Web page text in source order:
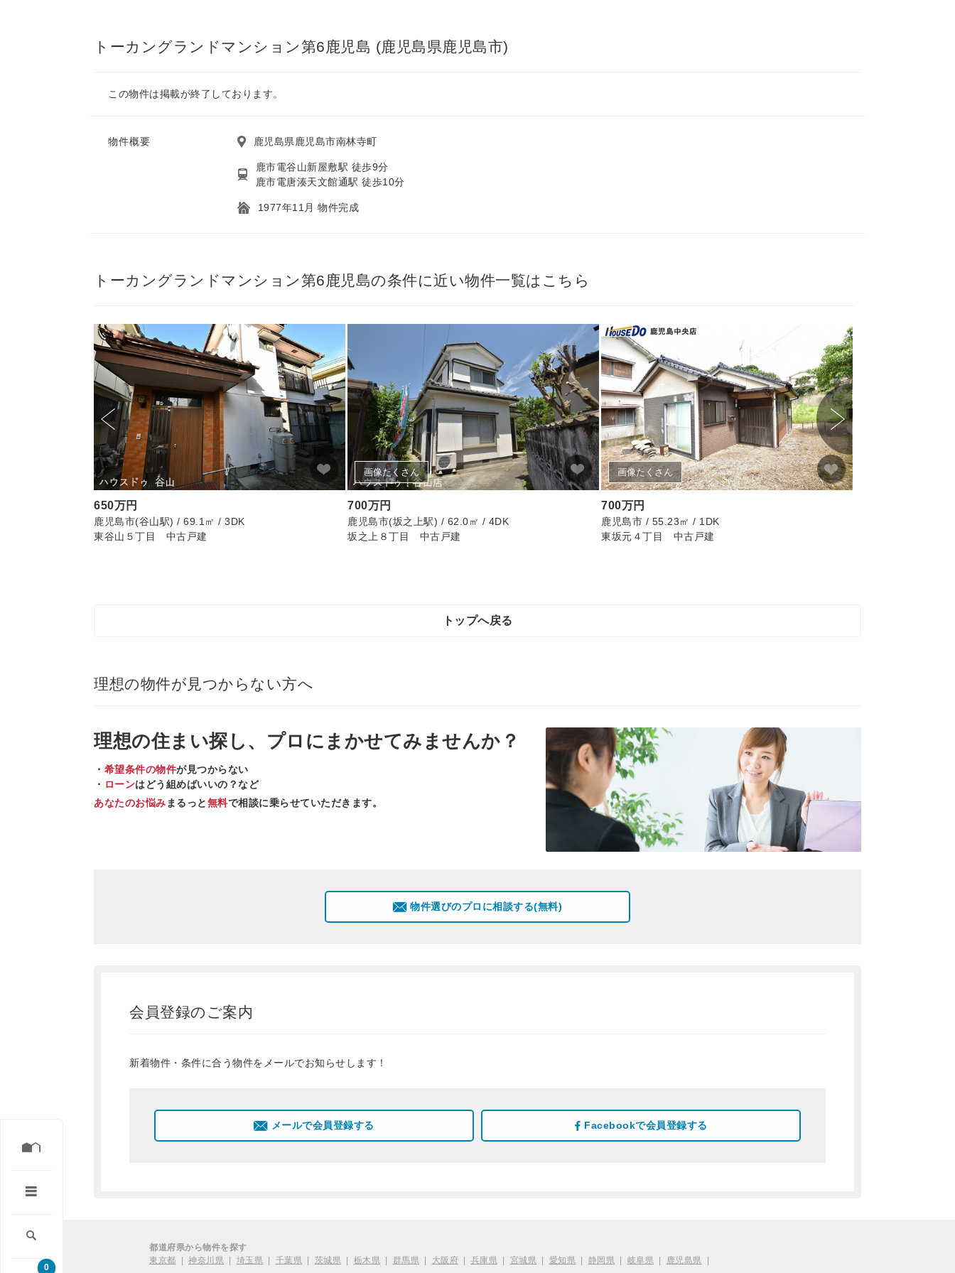
0
トーカングランドマンション第6鹿児島 (鹿児島県鹿児島市)
この物件は掲載が終了しております。
物件概要 鹿児島県鹿児島市南林寺町
鹿市電谷山新屋敷駅 徒歩9分
鹿市電唐湊天文館通駅 徒歩10分
1977年11月 物件完成
トーカングランドマンション第6鹿児島の条件に近い物件一覧はこちら
650万円
鹿児島市(谷山駅) / 69.1㎡ / 3DK
東谷山５丁目 中古戸建
画像たくさん
700万円
鹿児島市(坂之上駅) / 62.0㎡ / 4DK
坂之上８丁目 中古戸建
画像たくさん
700万円
鹿児島市 / 55.23㎡ / 1DK
東坂元４丁目 中古戸建
トップへ戻る
理想の物件が見つからない方へ
理想の住まい探し、 プロ にまかせてみませんか？
・ 希望条件の物件が見つからない
・ ローンはどう組めばいいの？など
あなたのお悩み まるっと無料で相談に乗らせていただきます。
物件選びのプロに相談する(無料)
会員登録のご案内
新着物件・条件に合う物件をメールでお知らせします！
メールで会員登録する Facebookで会員登録する
都道府県から物件を探す
東京都
神奈川県 埼玉県 千葉県 茨城県 栃木県 群馬県 大阪府 兵庫県 宮城県 愛知県 静岡県 岐阜県 鹿児島県